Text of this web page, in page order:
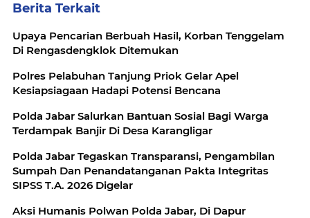
Berita Terkait
Upaya Pencarian Berbuah Hasil, Korban Tenggelam
Di Rengasdengklok Ditemukan
Polres Pelabuhan Tanjung Priok Gelar Apel
Kesiapsiagaan Hadapi Potensi Bencana
Polda Jabar Salurkan Bantuan Sosial Bagi Warga
Terdampak Banjir Di Desa Karangligar
Polda Jabar Tegaskan Transparansi, Pengambilan
Sumpah Dan Penandatanganan Pakta Integritas
SIPSS T.A. 2026 Digelar
Aksi Humanis Polwan Polda Jabar, Di Dapur